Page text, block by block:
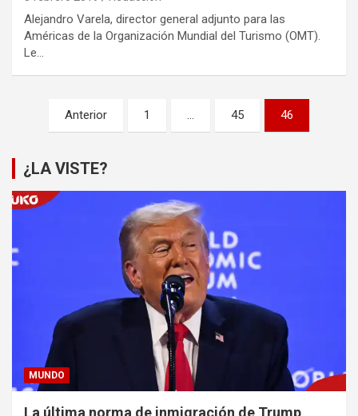
Alejandro Varela, director general adjunto para las
Américas de la Organización Mundial del Turismo (OMT).
Le…
Paginación
entradas
Anterior 1 … 45 46
¿LA VISTE?
MUNDO
La última norma de inmigración de Trump